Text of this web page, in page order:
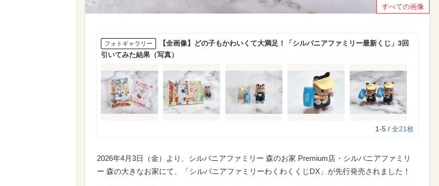
すべての画像
フォトギャラリー
【全画像】どの子もかわいくて大満足！「シルバニアファミリー最新くじ」3回
引いてみた結果（写真）
1-5 / 全21枚
2026年4月3日（金）より、シルバニアファミリー 森のお家 Premium店・シルバニアファミリ
ー 森の大きなお家にて、「シルバニアファミリーわくわくくじDX」が先行発売されました！